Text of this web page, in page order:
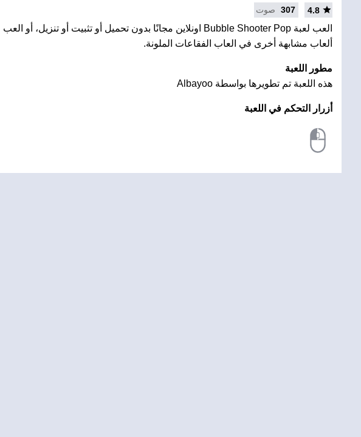
4.8
307 صوت
العب لعبة Bubble Shooter Pop اونلاين مجانًا بدون تحميل أو تثبيت أو تنزيل، أو العب
ألعاب مشابهة أخرى في العاب الفقاعات الملونة.
مطور اللعبة
هذه اللعبة تم تطويرها بواسطة Albayoo
أزرار التحكم في اللعبة